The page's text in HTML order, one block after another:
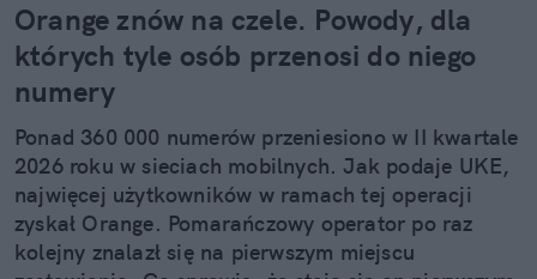
Orange znów na czele. Powody, dla
których tyle osób przenosi do niego
numery
Ponad 360 000 numerów przeniesiono w II kwartale
2026 roku w sieciach mobilnych. Jak podaje UKE,
najwięcej użytkowników w ramach tej operacji
zyskał Orange. Pomarańczowy operator po raz
kolejny znalazł się na pierwszym miejscu